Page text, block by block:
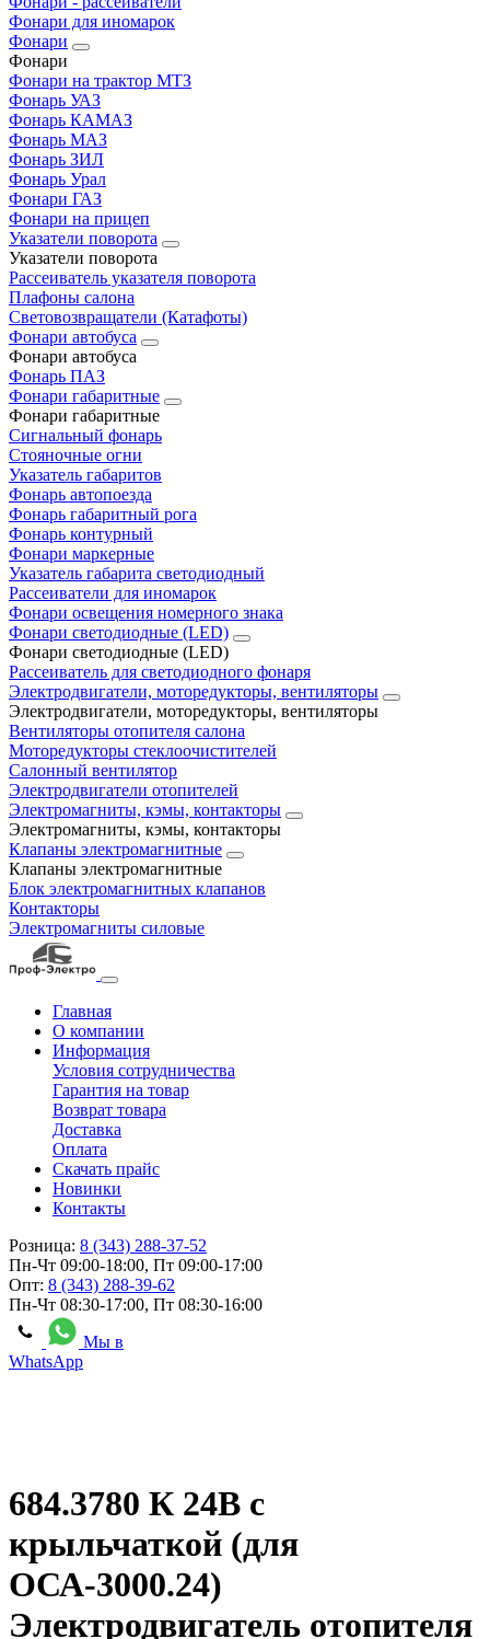
Фонари для иномарок
Фонари
Фонари
Фонари на трактор МТЗ
Фонарь УАЗ
Фонарь КАМАЗ
Фонарь МАЗ
Фонарь ЗИЛ
Фонарь Урал
Фонари ГАЗ
Фонари на прицеп
Указатели поворота
Указатели поворота
Рассеиватель указателя поворота
Плафоны салона
Световозвращатели (Катафоты)
Фонари автобуса
Фонари автобуса
Фонарь ПАЗ
Фонари габаритные
Фонари габаритные
Сигнальный фонарь
Стояночные огни
Указатель габаритов
Фонарь автопоезда
Фонарь габаритный рога
Фонарь контурный
Фонари маркерные
Указатель габарита светодиодный
Рассеиватели для иномарок
Фонари освещения номерного знака
Фонари светодиодные (LED)
Фонари светодиодные (LED)
Рассеиватель для светодиодного фонаря
Электродвигатели, моторедукторы, вентиляторы
Электродвигатели, моторедукторы, вентиляторы
Вентиляторы отопителя салона
Моторедукторы стеклоочистителей
Салонный вентилятор
Электродвигатели отопителей
Электромагниты, кэмы, контакторы
Электромагниты, кэмы, контакторы
Клапаны электромагнитные
Клапаны электромагнитные
Блок электромагнитных клапанов
Контакторы
Электромагниты силовые
Главная
О компании
Информация
Условия сотрудничества
Гарантия на товар
Возврат товара
Доставка
Оплата
Скачать прайс
Новинки
Контакты
Розница: 8 (343) 288-37-52
Пн-Чт 09:00-18:00, Пт 09:00-17:00
Опт: 8 (343) 288-39-62
Пн-Чт 08:30-17:00, Пт 08:30-16:00
Мы в
WhatsApp
684.3780 К 24В с
крыльчаткой (для
ОСА-3000.24)
Электродвигатель отопителя